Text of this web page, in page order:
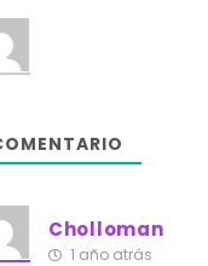
Cholloman
1 año atrás